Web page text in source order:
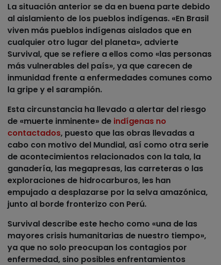
La situación anterior se da en buena parte debido
al aislamiento de los pueblos indígenas. «En Brasil
viven más pueblos indígenas aislados que en
cualquier otro lugar del planeta», advierte
Survival, que se refiere a ellos como «las personas
más vulnerables del país», ya que carecen de
inmunidad frente a enfermedades comunes como
la gripe y el sarampión.
Esta circunstancia ha llevado a alertar del riesgo
de «muerte inminente» de indígenas no
contactados, puesto que las obras llevadas a
cabo con motivo del Mundial, así como otra serie
de acontecimientos relacionados con la tala, la
ganadería, las megapresas, las carreteras o las
exploraciones de hidrocarburos, les han
empujado a desplazarse por la selva amazónica,
junto al borde fronterizo con Perú.
Survival describe este hecho como «una de las
mayores crisis humanitarias de nuestro tiempo»,
ya que no solo preocupan los contagios por
enfermedad, sino posibles enfrentamientos